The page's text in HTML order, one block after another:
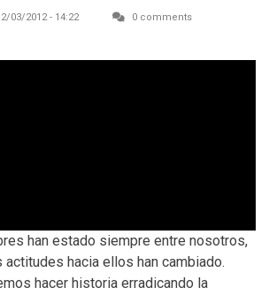
03/2012 - 14:22 0 comments
han estado siempre entre nosotros,
actitudes hacia ellos han cambiado.
hacer historia erradicando la